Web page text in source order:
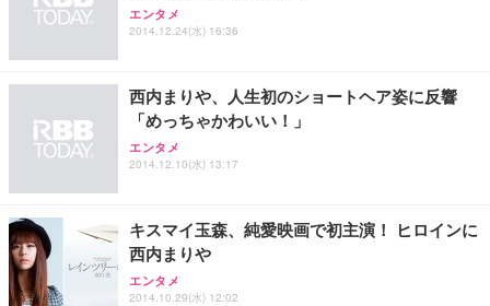
エンタメ
2014.12.24(水) 16:36
西内まりや、人生初のショートヘア姿に反響
「めっちゃかわいい！」
エンタメ
2014.12.10(水) 13:17
キスマイ玉森、純愛映画で初主演！ ヒロインに
西内まりや
エンタメ
2014.10.29(水) 12:02